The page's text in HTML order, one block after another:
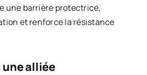
une barrière protectrice,
et renforce la résistance
une alliée